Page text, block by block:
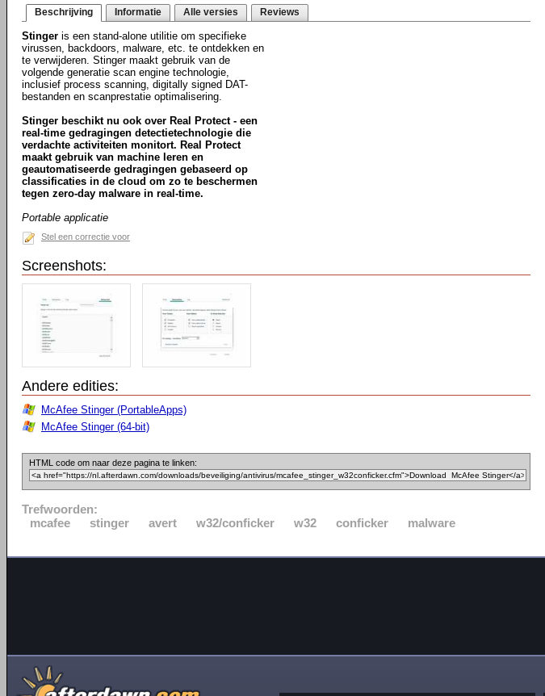
Beschrijving Informatie Alle versies Reviews
Stinger is een stand-alone utilitie om specifieke
virussen, backdoors, malware, etc. te ontdekken en
te verwijderen. Stinger maakt gebruik van de
volgende generatie scan engine technologie,
inclusief process scanning, digitally signed DAT-
bestanden en scanprestatie optimalisering.
Stinger beschikt nu ook over Real Protect - een
real-time gedragingen detectietechnologie die
verdachte activiteiten monitort. Real Protect
maakt gebruik van machine leren en
geautomatiseerde gedragingen gebaseerd op
classificaties in de cloud om zo te beschermen
tegen zero-day malware in real-time.
Portable applicatie
Stel een correctie voor
Screenshots:
Andere edities:
McAfee Stinger (PortableApps)
McAfee Stinger (64-bit)
HTML code om naar deze pagina te linken:
Trefwoorden:
mcafee
stinger avert w32/conficker w32 conficker malware